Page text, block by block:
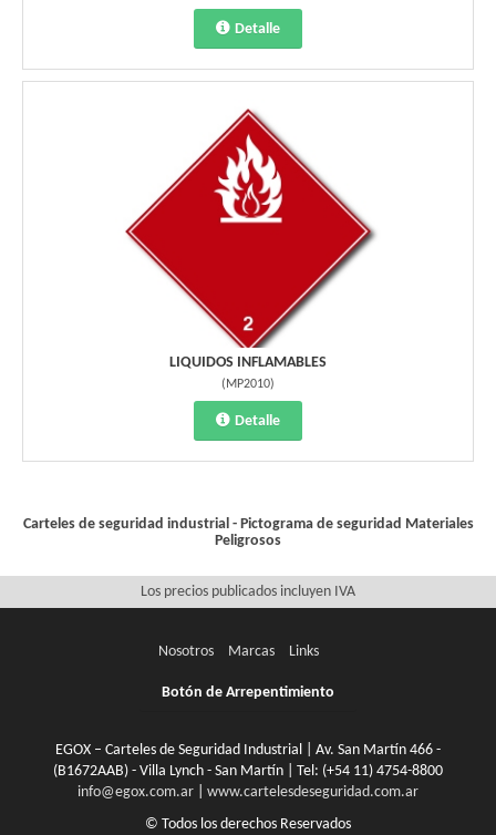
Detalle
LIQUIDOS INFLAMABLES
( MP2010)
Detalle
Carteles de seguridad industrial - Pictograma de seguridad Materiales
Peligrosos
Los precios publicados incluyen IVA
Nosotros Marcas Links
Botón de Arrepentimiento
EGOX – Carteles de Seguridad Industrial | Av. San Martín 466 -
(B1672AAB) - Villa Lynch - San Martín | Tel: (+54 11) 4754-8800
info@egox.com.ar
www.cartelesdeseguridad.com.ar
© Todos los derechos Reservados